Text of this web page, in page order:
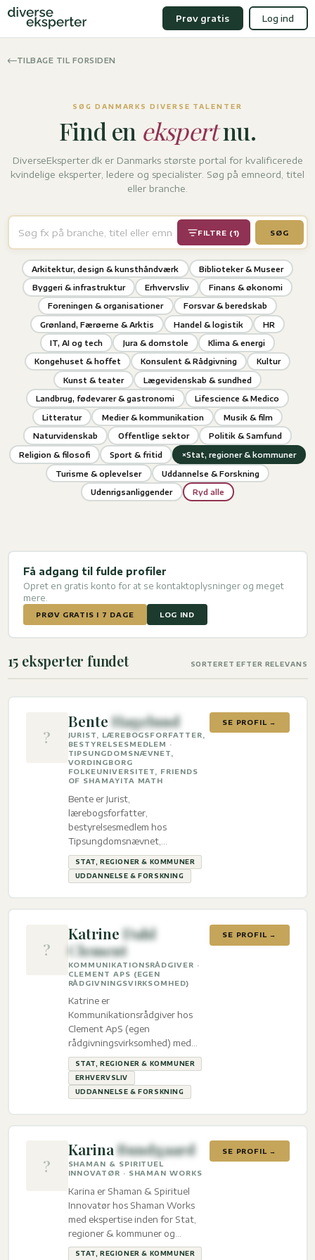
Prøv gratis Log ind
TILBAGE TIL FORSIDEN
SØG DANMARKS DIVERSE TALENTER
Find en ekspertnu.
DiverseEksperter.dk er Danmarks største portal for kvalificerede
kvindelige eksperter, ledere og specialister. Søg på emneord, titel
eller branche.
FILTRE (1) SØG
Arkitektur, design & kunsthåndværk Biblioteker & Museer
Byggeri & infrastruktur Erhvervsliv Finans & økonomi
Foreningen & organisationer Forsvar & beredskab
Grønland, Færøerne & Arktis Handel & logistik HR
IT, AI og tech Jura & domstole Klima & energi
Kongehuset & hoffet Konsulent & Rådgivning Kultur
Kunst & teater Lægevidenskab & sundhed
Landbrug, fødevarer & gastronomi Lifescience & Medico
Litteratur Medier & kommunikation Musik & film
Naturvidenskab Offentlige sektor Politik & Samfund
Religion & filosofi Sport & fritid ×Stat, regioner & kommuner
Turisme & oplevelser Uddannelse & Forskning
Udenrigsanliggender Ryd alle
Få adgang til fulde profiler
Opret en gratis konto for at se kontaktoplysninger og meget
mere.
PRØV GRATIS I 7 DAGE LOG IND
15 eksperter fundet SORTERET EFTER RELEVANS
?
BenteHagelund
JURIST, LÆREBOGSFORFATTER,
BESTYRELSESMEDLEM ·
TIPSUNGDOMSNÆVNET,
VORDINGBORG
FOLKEUNIVERSITET, FRIENDS
OF SHAMAYITA MATH
Bente er Jurist,
lærebogsforfatter,
bestyrelsesmedlem hos
Tipsungdomsnævnet,
Vordingborg Folkeuniversitet,
Friends of Shamayita Math med
ekspertise inden for Stat,
regioner & kommuner og
Uddannelse & Forskning.
STAT, REGIONER & KOMMUNER
UDDANNELSE & FORSKNING
SE PROFIL →
?
KatrineDahl
Clement
KOMMUNIKATIONSRÅDGIVER ·
CLEMENT APS (EGEN
RÅDGIVNINGSVIRKSOMHED)
Katrine er
Kommunikationsrådgiver hos
Clement ApS (egen
rådgivningsvirksomhed) med
ekspertise inden for Stat,
regioner & kommuner,
Erhvervsliv og Uddannelse &
Forskning.
STAT, REGIONER & KOMMUNER
ERHVERVSLIV
UDDANNELSE & FORSKNING
SE PROFIL →
?
KarinaBundgaard
SHAMAN & SPIRITUEL
INNOVATØR · SHAMAN WORKS
Karina er Shaman & Spirituel
Innovatør hos Shaman Works
med ekspertise inden for Stat,
regioner & kommuner og
Foreningen & organisationer.
STAT, REGIONER & KOMMUNER
SE PROFIL →